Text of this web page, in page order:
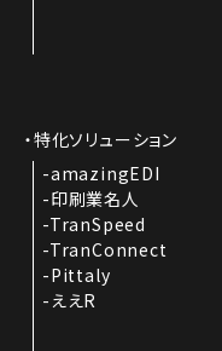
特化ソリューション
amazingEDI
印刷業名人
TranSpeed
TranConnect
Pittaly
ええR